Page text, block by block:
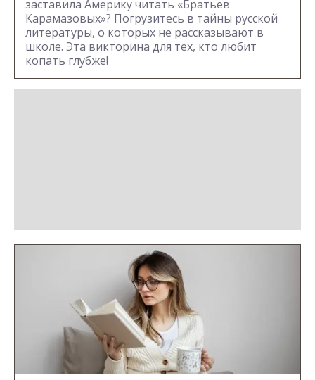
заставила Америку читать «Братьев
Карамазовых»? Погрузитесь в тайны русской
литературы, о которых не рассказывают в
школе. Эта викторина для тех, кто любит
копать глубже!